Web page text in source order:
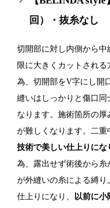
回）・抜糸なし
切開部に対し内側から
限に大きくカットされ
為、切開部をV字にし開
縫いはしっかりと傷口
なります。施術箇所の
が難しくなります。二重
技術で美しい仕上りにな
為、露出せず術後から
が外縫いの糸による縛
仕上りになり、 以前に小